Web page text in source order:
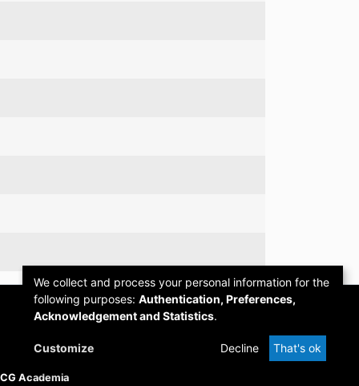
Academia
We collect and process your personal information for the
following purposes: Authentication, Preferences,
Acknowledgement and Statistics.
Customize Decline That's ok